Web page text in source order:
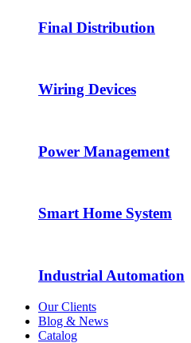
Final Distribution
Wiring Devices
Power Management
Smart Home System
Industrial Automation
Our Clients
Blog & News
Catalog